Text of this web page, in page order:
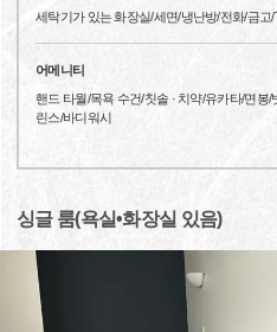
세탁기가 있는 화장실/세면/냉난방/전화/금고
어메니티
핸드 타월/목욕 수건/칫솔 · 치약/유카타/면봉
린스/바디워시
싱글 룸(욕실•화장실 있음)